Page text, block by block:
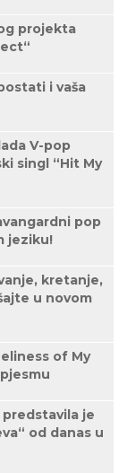
projekta
i vaša
V-pop
singl “Hit My
pop
jeziku!
kretanje,
u novom
of My
predstavila je
od danas u